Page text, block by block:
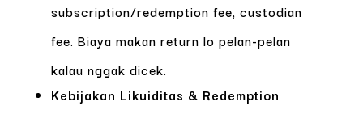
subscription/redemption fee, custodian
fee. Biaya makan return lo pelan-pelan
kalau nggak dicek.
Kebijakan Likuiditas & Redemption